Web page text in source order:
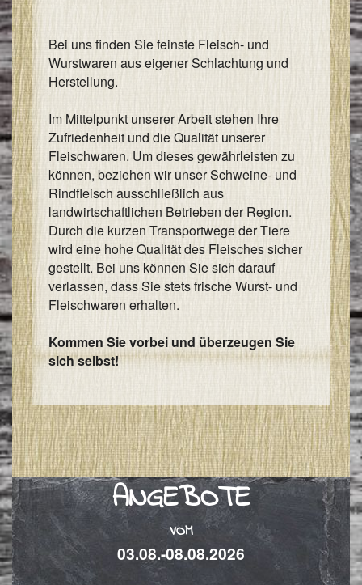
&
Bei uns finden Sie feinste Fleisch- und
Wurstwaren aus eigener Schlachtung und
Herstellung.
Im Mittelpunkt unserer Arbeit stehen Ihre
Zufriedenheit und die Qualität unserer
Fleischwaren. Um dieses gewährleisten zu
können, beziehen wir unser Schweine- und
Rindfleisch ausschließlich aus
landwirtschaftlichen Betrieben der Region.
Durch die kurzen Transportwege der Tiere
wird eine hohe Qualität des Fleisches sicher
gestellt. Bei uns können Sie sich darauf
verlassen, dass Sie stets frische Wurst- und
Fleischwaren erhalten.
Kommen Sie vorbei und überzeugen Sie
sich selbst!
ANGEBOTE
VOM
03.08.-08.08.2026